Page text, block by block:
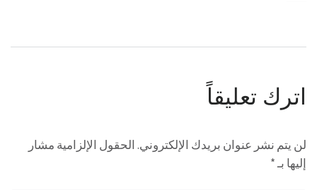
اترك تعليقاً
لن يتم نشر عنوان بريدك الإلكتروني. الحقول الإلزامية مشار
إليها بـ*